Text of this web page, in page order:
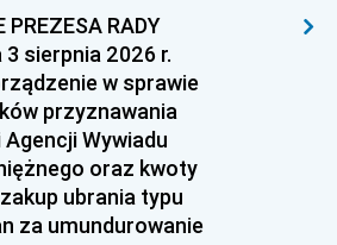
1956
1953
1950
1947
1944 1939
1937 1936
PREZESA RADY
3 sierpnia 2026 r.
w sprawie
przyznawania
Wywiadu
oraz kwoty
ubrania typu
za umundurowanie